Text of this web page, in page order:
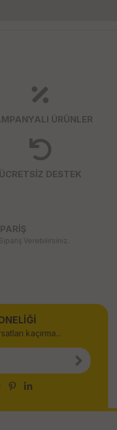
ÜRÜNLER
ÜCRETSİZ DESTEK
Verebilirsiniz.
kaçırma...